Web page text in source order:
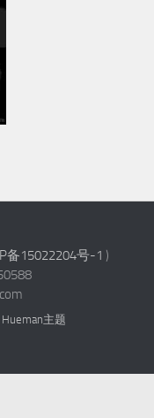
备15022204号-1 )
Hueman主题